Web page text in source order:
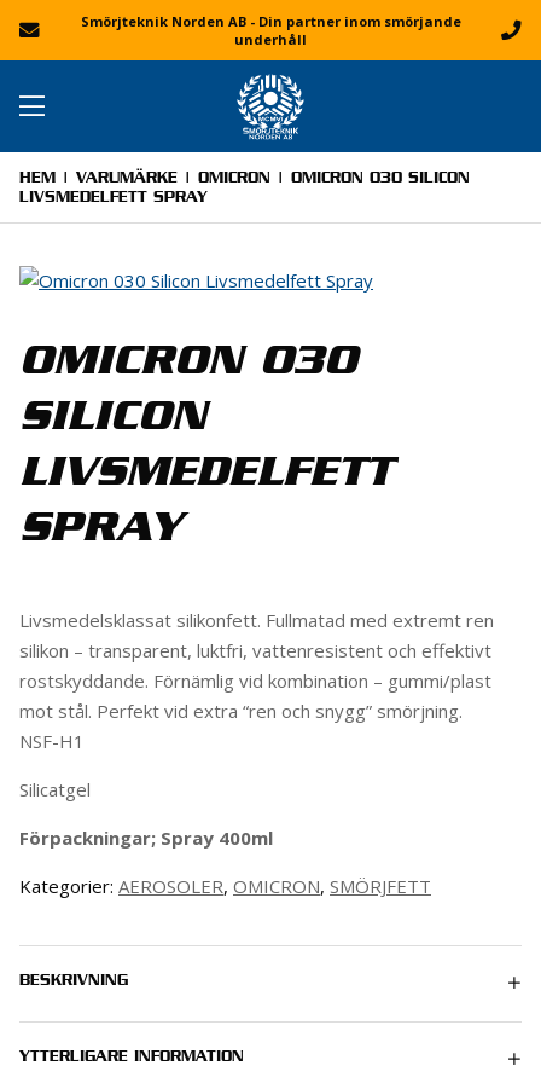
Smörjteknik Norden AB - Din partner inom smörjande
underhåll
HEM | VARUMÄRKE | OMICRON | OMICRON 030 SILICON
LIVSMEDELFETT SPRAY
OMICRON 030
SILICON
LIVSMEDELFETT
SPRAY
Livsmedelsklassat silikonfett. Fullmatad med extremt ren
silikon – transparent, luktfri, vattenresistent och effektivt
rostskyddande. Förnämlig vid kombination – gummi/plast
mot stål. Perfekt vid extra “ren och snygg” smörjning.
NSF-H1
Silicatgel
Förpackningar; Spray 400ml
Kategorier: AEROSOLER, OMICRON, SMÖRJFETT
BESKRIVNING
YTTERLIGARE INFORMATION